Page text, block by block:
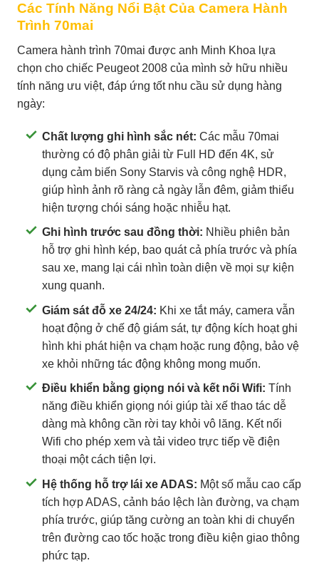
Các Tính Năng Nổi Bật Của Camera Hành
Trình 70mai
Camera hành trình 70mai được anh Minh Khoa lựa
chọn cho chiếc Peugeot 2008 của mình sở hữu nhiều
tính năng ưu việt, đáp ứng tốt nhu cầu sử dụng hàng
ngày:
Chất lượng ghi hình sắc nét: Các mẫu 70mai
thường có độ phân giải từ Full HD đến 4K, sử
dụng cảm biến Sony Starvis và công nghệ HDR,
giúp hình ảnh rõ ràng cả ngày lẫn đêm, giảm thiểu
hiện tượng chói sáng hoặc nhiễu hạt.
Ghi hình trước sau đồng thời: Nhiều phiên bản
hỗ trợ ghi hình kép, bao quát cả phía trước và phía
sau xe, mang lại cái nhìn toàn diện về mọi sự kiện
xung quanh.
Giám sát đỗ xe 24/24: Khi xe tắt máy, camera vẫn
hoạt động ở chế độ giám sát, tự động kích hoạt ghi
hình khi phát hiện va chạm hoặc rung động, bảo vệ
xe khỏi những tác động không mong muốn.
Điều khiển bằng giọng nói và kết nối Wifi: Tính
năng điều khiển giọng nói giúp tài xế thao tác dễ
dàng mà không cần rời tay khỏi vô lăng. Kết nối
Wifi cho phép xem và tải video trực tiếp về điện
thoại một cách tiện lợi.
Hệ thống hỗ trợ lái xe ADAS: Một số mẫu cao cấp
tích hợp ADAS, cảnh báo lệch làn đường, va chạm
phía trước, giúp tăng cường an toàn khi di chuyển
trên đường cao tốc hoặc trong điều kiện giao thông
phức tạp.